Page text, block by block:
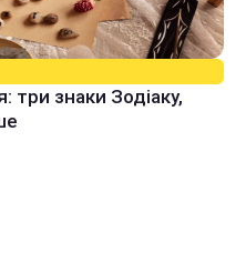
три знаки Зодіаку,